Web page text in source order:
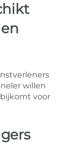
willen
voor